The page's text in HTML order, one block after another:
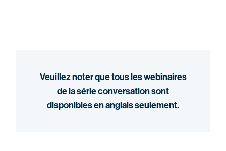
Veuillez noter que tous les webinaires
de la série conversation sont
disponibles en anglais seulement.